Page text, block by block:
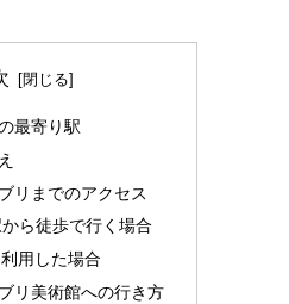
最寄り駅
リまでのアクセス
ら徒歩で行く場合
用した場合
リ美術館への行き方